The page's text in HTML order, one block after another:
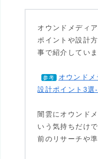
オウンドメディ
ポイントや設計
事で紹介していま
参考
オウンド
設計ポイント3選
闇雲にオウンド
いう気持ちだけ
前のリサーチや